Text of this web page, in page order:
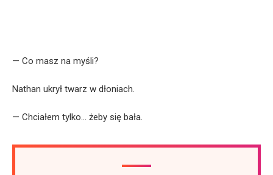
— Co masz na myśli?
Nathan ukrył twarz w dłoniach.
— Chciałem tylko… żeby się bała.